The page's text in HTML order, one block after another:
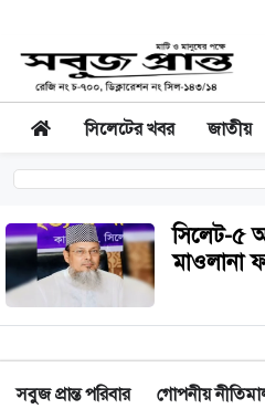
সিলেটের খবর জাতীয়
সিলেট-৫
মাওলানা
সবুজ প্রান্ত পরিবার গোপনীয়